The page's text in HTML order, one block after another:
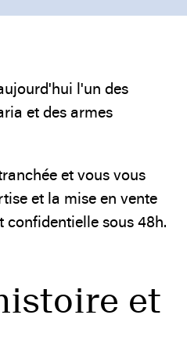
l'un des
et des armes
et vous vous
et la mise en vente
confidentielle sous 48h.
et